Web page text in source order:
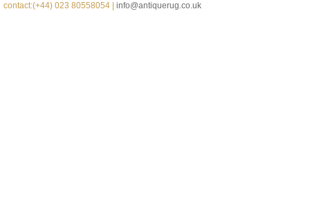
contact:(+44) 023 80558054 | info@antiquerug.co.uk